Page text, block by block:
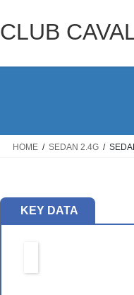
CLUB
HOME SEDAN 2.4G
KEY DATA